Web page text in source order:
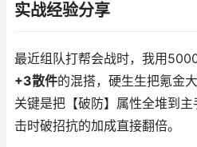
实战经验分享
最近组队打帮会战时，我用
+3散件的混搭，硬生生把氪金
关键是把【破防】属性全堆到
击时破招抗的加成直接翻倍。